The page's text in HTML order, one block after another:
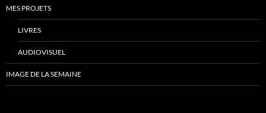
MES PROJETS
LIVRES
AUDIOVISUEL
IMAGE DE LA SEMAINE